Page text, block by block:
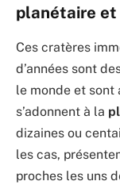
planétaire et
Ces cratères
d’années sont
le monde et sont
s’adonnent à la
dizaines ou
les cas,
proches les uns